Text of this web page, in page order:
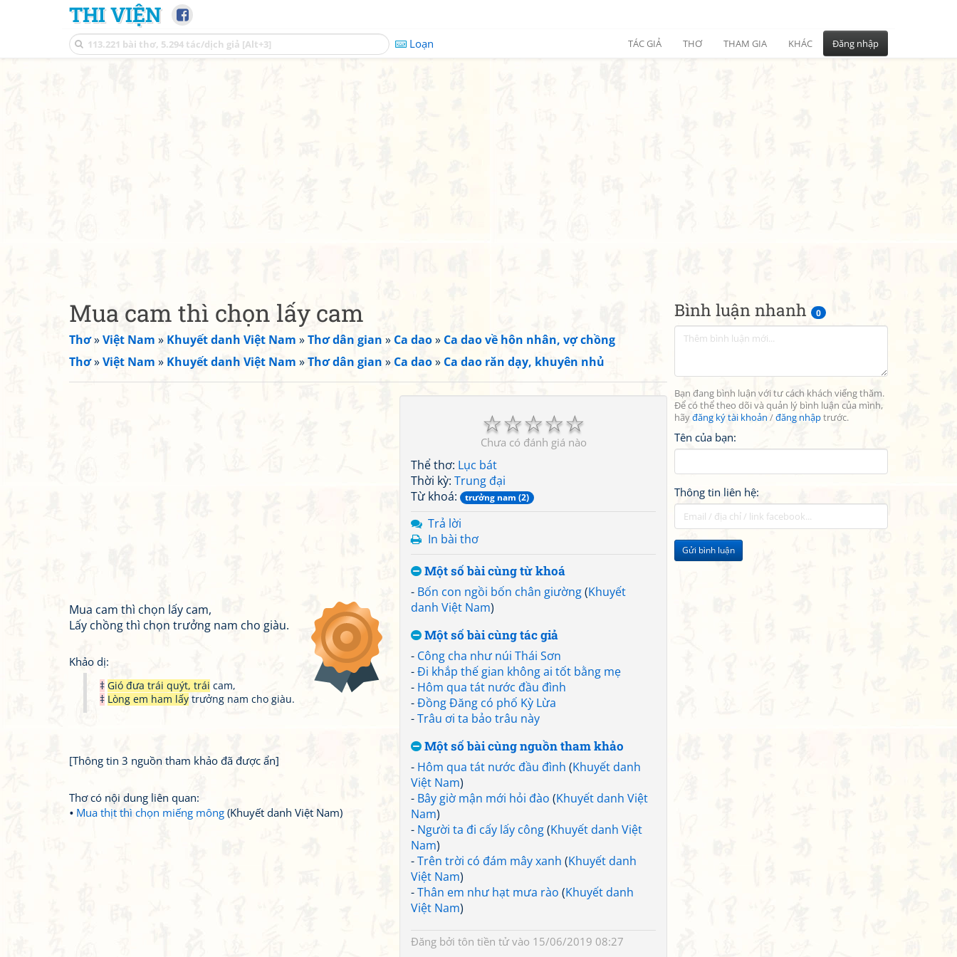
THI VIỆN
Loạn TÁC GIẢ THƠ THAM GIA KHÁC Đăng nhập
Bình luận nhanh 0
Bạn đang bình luận với tư cách khách viếng thăm.
Để có thể theo dõi và quản lý bình luận của mình,
hãyđăng ký tài khoản /đăng nhậptrước.
Tên của bạn:
Thông tin liên hệ:
Gửi bình luận
Mua cam thì chọn lấy cam
Thơ»Việt Nam » Khuyết danh Việt Nam »Thơ dân gian » Ca dao» Ca dao về hôn nhân, vợ chồng
Thơ»Việt Nam » Khuyết danh Việt Nam »Thơ dân gian » Ca dao» Ca dao răn dạy, khuyên nhủ
☆
☆
☆
☆
☆
Chưa có đánh giá nào
Thể thơ: Lục bát
Thời kỳ: Trung đại
Từ khoá:
trưởng nam (2)
Trả lời
In bài thơ
Một số bài cùng từ khoá
- Bốn con ngồi bốn chân giường(Khuyết
danh Việt Nam)
Một số bài cùng tác giả
- Công cha như núi Thái Sơn
-Đi khắp thế gian không ai tốt bằng mẹ
- Hôm qua tát nước đầu đình
-Đồng Đăng có phố Kỳ Lừa
-Trâu ơi ta bảo trâu này
Một số bài cùng nguồn tham khảo
- Hôm qua tát nước đầu đình (Khuyết danh
Việt Nam)
- Bây giờ mận mới hỏi đào (Khuyết danh Việt
Nam)
- Người ta đi cấy lấy công(Khuyết danh Việt
Nam)
-Trên trời có đám mây xanh (Khuyết danh
Việt Nam)
-Thân em như hạt mưa rào (Khuyết danh
Việt Nam)
Đăng bởi tôn tiền tửvào 15/06/2019 08:27
Mua cam thì chọn lấy cam,
Lấy chồng thì chọn trưởng nam cho giàu.
Khảo dị:
‡ Gió đưa trái quýt, trái cam,
‡ Lòng em ham lấy trưởng nam cho giàu.
[Thông tin 3 nguồn tham khảo đã được ẩn]
Thơ có nội dung liên quan:
Mua thịt thì chọn miếng mông (Khuyết danh Việt Nam)